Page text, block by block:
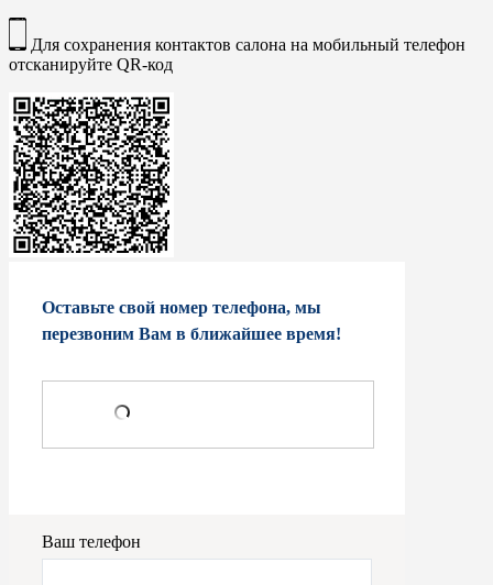
Для сохранения контактов салона на мобильный телефон
отсканируйте QR-код
Оставьте свой номер телефона, мы
перезвоним Вам в ближайшее время!
Ваш телефон